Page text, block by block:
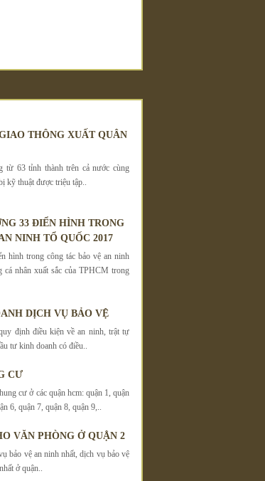
THÔNG XUẤT QUÂN
từ 63 tỉnh thành trên cả nước cùng
kỹ thuật được triệu tập..
33 ĐIỂN HÌNH TRONG
NINH TỔ QUỐC 2017
hình trong công tác bảo vệ an ninh
nhân xuất sắc của TPHCM trong
DỊCH VỤ BẢO VỆ
định điều kiện về an ninh, trật tự
tư kinh doanh có điều..
CƯ
cư ở các quận hcm: quận 1, quận
6, quận 7, quận 8, quận 9,..
VĂN PHÒNG Ở QUẬN 2
bảo vệ an ninh nhất, dịch vụ bảo vệ
ở quận..